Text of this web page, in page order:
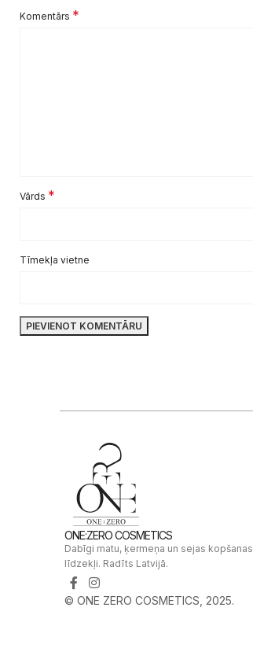
Komentārs *
Vārds *
Tīmekļa vietne
ONE:ZERO COSMETICS
Dabīgi matu, ķermeņa un sejas kopšanas
līdzekļi. Radīts Latvijā.
© ONE ZERO COSMETICS, 2025.